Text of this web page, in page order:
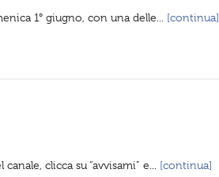
1° giugno, con una delle... [continua]
clicca su “avvisami” e... [continua]